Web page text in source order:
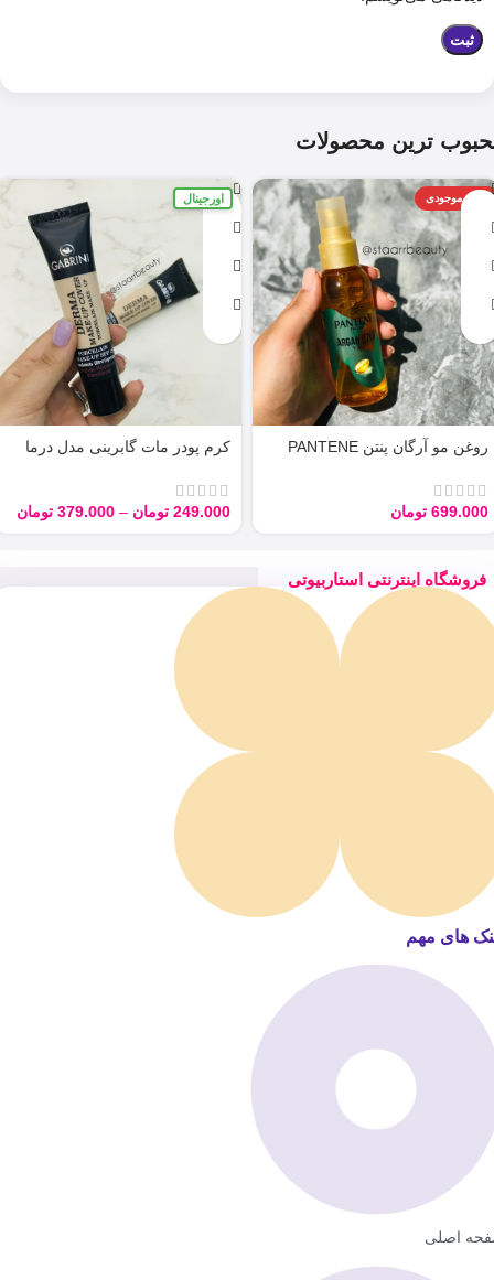
ترین محصولات
اتمام موجودی
روغن مو آرگان پنتن PANTENE
699.000 تومان
اورجینال
کرم پودر مات گابرینی مدل درما
249.000 تومان –
379.000 تومان
فروشگاه اینترنتی استاربیوتی
های مهم
اصلی